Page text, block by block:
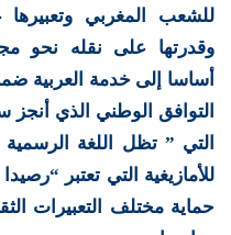
للشعب المغربي وتعبيرها
وقدرتها على نقله نحو
أساسا إلى خدمة العربية
التوافق الوطني الذي أنجز
التي ” تظل اللغة
للأمازيغية التي تعتبر
حماية مختلف التعبيرات